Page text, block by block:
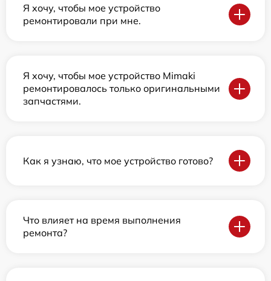
Я хочу, чтобы мое устройство
ремонтировали при мне.
Я хочу, чтобы мое устройство Mimaki
ремонтировалось только оригинальными
запчастями.
Как я узнаю, что мое устройство готово?
Что влияет на время выполнения
ремонта?